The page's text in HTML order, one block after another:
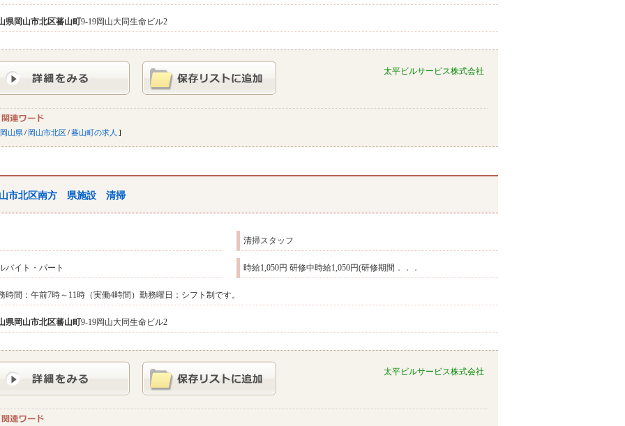
県岡山市北区蕃山町9-19岡山大同生命ビル2
太平ビルサービス株式会社
岡山県/ 岡山市北区/蕃山町の求人
市北区南方 県施設 清掃
清掃スタッフ
バイト・パート 時給1,050円 研修中時給1,050円(研修期間．．．
時間：午前7時～11時（実働4時間）勤務曜日：シフト制です。
県岡山市北区蕃山町9-19岡山大同生命ビル2
太平ビルサービス株式会社